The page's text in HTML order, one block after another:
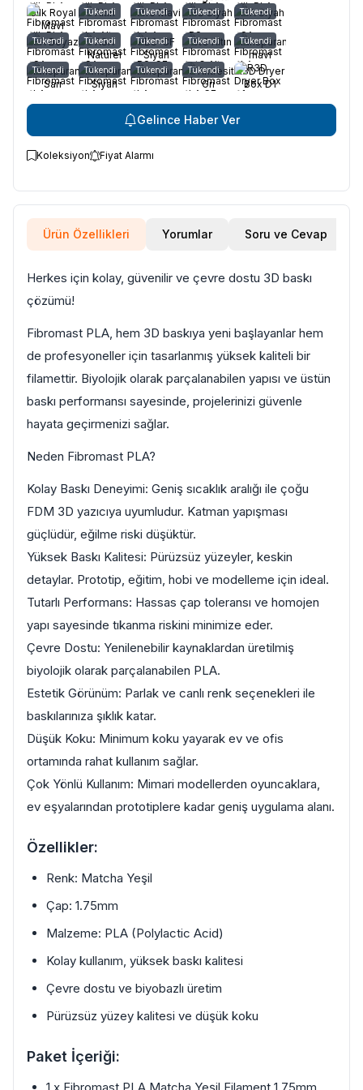
Silk Royal
Mavi
Tükendi
Altın Tükendi
Aero Mavi Tükendi
ABS Siyah Tükendi
ASA Siyah
Tükendi
ASA Beyaz Tükendi
ASA
Naturel
Tükendi
ABS-CF
Siyah
(Yüksek
ısı)
Tükendi
PetG Altın Tükendi
Transparan
mavi
Tükendi
Transparan
Sarı
Tükendi
Transparan
Siyah
Tükendi
Transparan Tükendi
CF Antresit
Gri
R3D Dryer
Box D1
Gelince Haber Ver
Koleksiyon Fiyat Alarmı
Ürün Özellikleri Yorumlar Soru ve Cevap
Herkes için kolay, güvenilir ve çevre dostu 3D baskı
çözümü!
Fibromast PLA, hem 3D baskıya yeni başlayanlar hem
de profesyoneller için tasarlanmış yüksek kaliteli bir
filamettir. Biyolojik olarak parçalanabilen yapısı ve üstün
baskı performansı sayesinde, projelerinizi güvenle
hayata geçirmenizi sağlar.
Neden Fibromast PLA?
Kolay Baskı Deneyimi: Geniş sıcaklık aralığı ile çoğu
FDM 3D yazıcıya uyumludur. Katman yapışması
güçlüdür, eğilme riski düşüktür.
Yüksek Baskı Kalitesi: Pürüzsüz yüzeyler, keskin
detaylar. Prototip, eğitim, hobi ve modelleme için ideal.
Tutarlı Performans: Hassas çap toleransı ve homojen
yapı sayesinde tıkanma riskini minimize eder.
Çevre Dostu: Yenilenebilir kaynaklardan üretilmiş
biyolojik olarak parçalanabilen PLA.
Estetik Görünüm: Parlak ve canlı renk seçenekleri ile
baskılarınıza şıklık katar.
Düşük Koku: Minimum koku yayarak ev ve ofis
ortamında rahat kullanım sağlar.
Çok Yönlü Kullanım: Mimari modellerden oyuncaklara,
ev eşyalarından prototiplere kadar geniş uygulama alanı.
Özellikler:
Renk: Matcha Yeşil
Çap: 1.75mm
Malzeme: PLA (Polylactic Acid)
Kolay kullanım, yüksek baskı kalitesi
Çevre dostu ve biyobazlı üretim
Pürüzsüz yüzey kalitesi ve düşük koku
Paket İçeriği: